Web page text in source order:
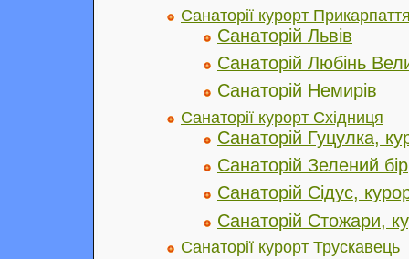
Санаторії курорт
Санаторій Львів
Санаторій Любінь
Санаторій Немирів
Санаторії курорт Східниця
Санаторій Гуцулка,
Санаторій Зелений
Санаторій Сідус,
Санаторій Стожари,
Санаторії курорт Трускавець